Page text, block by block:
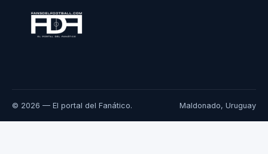
© 2026 — El portal del Fanático. Maldonado, Uruguay